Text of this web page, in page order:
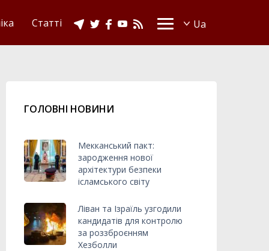
Статті
ГОЛОВНІ НОВИНИ
Мекканський пакт:
зародження нової
архітектури безпеки
ісламського світу
Ліван та Ізраїль узгодили
кандидатів для контролю
за роззброєнням
Хезболли